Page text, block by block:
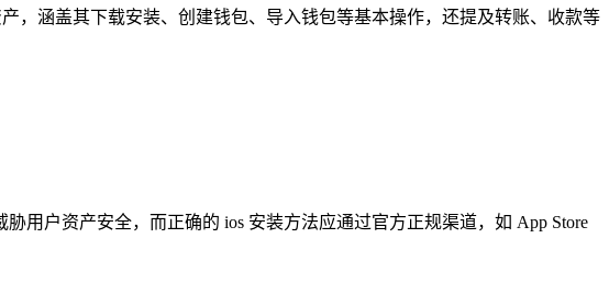
，涵盖其下载安装、创建钱包、导入钱包等基本操作，还提及转账、收款等
用户资产安全，而正确的 ios 安装方法应通过官方正规渠道，如 App Store